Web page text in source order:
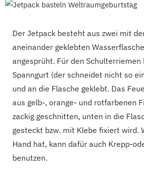
Der Jetpack besteht aus zwei mit
aneinander geklebten
angesprüht. Für den Schulterriemen
Spanngurt (der schneidet nicht so
und an die Flasche geklebt. Das
aus gelb-, orange- und rotfarbenen
zackig geschnitten, unten in die
gesteckt bzw. mit Klebe fixiert wird.
Hand hat, kann dafür auch Krepp-
benutzen.